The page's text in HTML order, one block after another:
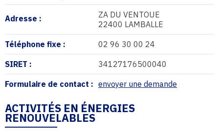
Adresse :
ZA DU VENTOUE
22400 LAMBALLE
Téléphone fixe : 02 96 30 00 24
SIRET : 34127176500040
Formulaire de contact : envoyer une demande
ACTIVITÉS EN ÉNERGIES
RENOUVELABLES